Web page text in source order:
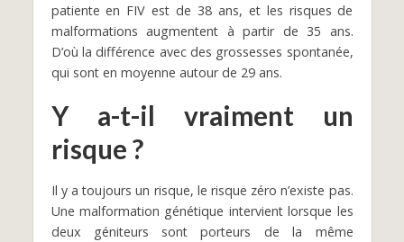
patiente en FIV est de 38 ans, et les risques de
malformations augmentent à partir de 35 ans.
D’où la différence avec des grossesses spontanée,
qui sont en moyenne autour de 29 ans.
Y a-t-il vraiment un
risque ?
Il y a toujours un risque, le risque zéro n’existe pas.
Une malformation génétique intervient lorsque les
deux géniteurs sont porteurs de la même